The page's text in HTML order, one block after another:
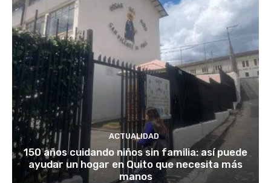
ACTUALIDAD
150 años cuidando niños sin familia: así puede
ayudar un hogar en Quito que necesita más
manos